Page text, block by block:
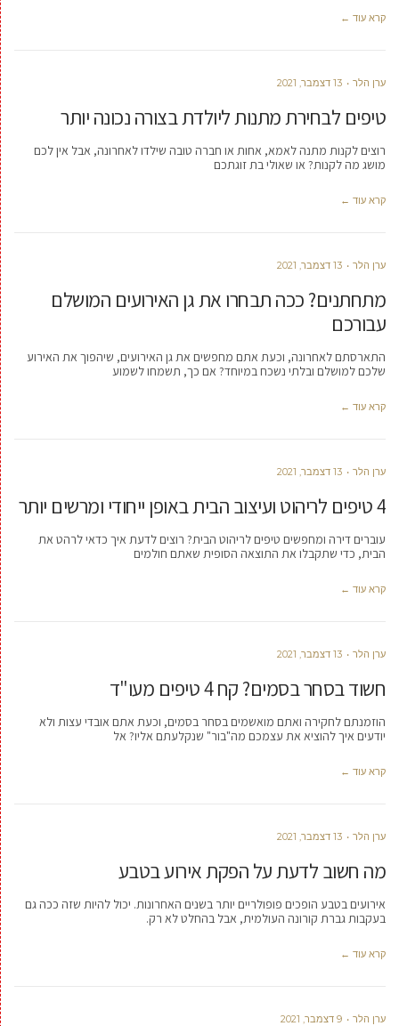
קרא עוד ←
ערן הלר 13 דצמבר, 2021
טיפים לבחירת מתנות ליולדת בצורה נכונה יותר
רוצים לקנות מתנה לאמא, אחות או חברה טובה שילדו לאחרונה, אבל אין לכם
מושג מה לקנות? או שאולי בת זוגתכם
קרא עוד ←
ערן הלר 13 דצמבר, 2021
מתחתנים? ככה תבחרו את גן האירועים המושלם
עבורכם
התארסתם לאחרונה, וכעת אתם מחפשים את גן האירועים, שיהפוך את האירוע
שלכם למושלם ובלתי נשכח במיוחד? אם כך, תשמחו לשמוע
קרא עוד ←
ערן הלר 13 דצמבר, 2021
4 טיפים לריהוט ועיצוב הבית באופן ייחודי ומרשים יותר
עוברים דירה ומחפשים טיפים לריהוט הבית? רוצים לדעת איך כדאי לרהט את
הבית, כדי שתקבלו את התוצאה הסופית שאתם חולמים
קרא עוד ←
ערן הלר 13 דצמבר, 2021
חשוד בסחר בסמים? קח 4 טיפים מעו"ד
הוזמנתם לחקירה ואתם מואשמים בסחר בסמים, וכעת אתם אובדי עצות ולא
יודעים איך להוציא את עצמכם מה"בור" שנקלעתם אליו? אל
קרא עוד ←
ערן הלר 13 דצמבר, 2021
מה חשוב לדעת על הפקת אירוע בטבע
אירועים בטבע הופכים פופולריים יותר בשנים האחרונות. יכול להיות שזה ככה גם
בעקבות גברת קורונה העולמית, אבל בהחלט לא רק.
קרא עוד ←
ערן הלר 9 דצמבר, 2021